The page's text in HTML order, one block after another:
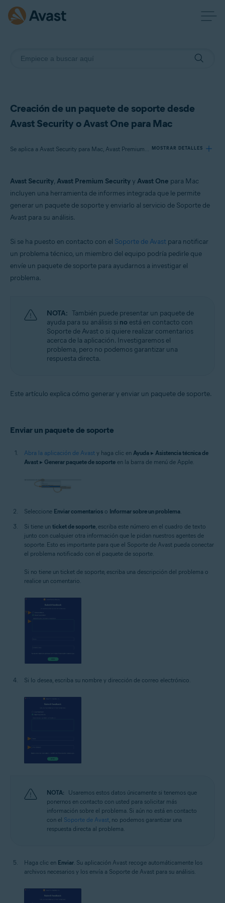
Creación de un paquete de soporte desde
Avast Security o Avast One para Mac
Se aplica a Avast Security para Mac, Avast Premium Security para Mac, Avast One para Mac MOSTRAR DETALLES
Avast Premium Security 15.x para Mac
Avast One 22.x para Mac
Sistemas operativos:
Apple macOS 12.x (Monterey)
Apple macOS 11.x (Big Sur)
Apple macOS 10.14.x (Mojave)
Apple Mac OS X 10.11.x (El Capitan)
Avast Security, Avast Premium Securityy Avast One para Mac
incluyen una herramienta de informes integrada que le permite
generar un paquete de soporte y enviarlo al servicio de Soporte de
Avast para su análisis.
Si se ha puesto en contacto con el Soporte de Avast para notificar
un problema técnico, un miembro del equipo podría pedirle que
envíe un paquete de soporte para ayudarnos a investigar el
problema.
NOTA: También puede presentar un paquete de
ayuda para su análisis si no está en contacto con
Soporte de Avast o si quiere realizar comentarios
acerca de la aplicación. Investigaremos el
problema, pero no podemos garantizar una
respuesta directa.
Este artículo explica cómo generar y enviar un paquete de soporte.
Enviar un paquete de soporte
Abra la aplicación de Avast y haga clic en Ayuda ▸ Asistencia técnica de
Avast ▸ Generar paquete de soporte en la barra de menú de Apple.
Seleccione Enviar comentarios o Informar sobre un problema.
Si tiene un ticket de soporte, escriba este número en el cuadro de texto
junto con cualquier otra información que le pidan nuestros agentes de
soporte. Esto es importante para que el Soporte de Avast pueda conectar
el problema notificado con el paquete de soporte.
Si no tiene un ticket de soporte, escriba una descripción del problema o
realice un comentario.
Si lo desea, escriba su nombre y dirección de correo electrónico.
NOTA:
Usaremos estos datos únicamente si tenemos que
ponernos en contacto con usted para solicitar más
información sobre el problema. Si aún no está en contacto
con el Soporte de Avast, no podemos garantizar una
respuesta directa al problema.
Haga clic en Enviar. Su aplicación Avast recoge automáticamente los
archivos necesarios y los envía a Soporte de Avast para su análisis.